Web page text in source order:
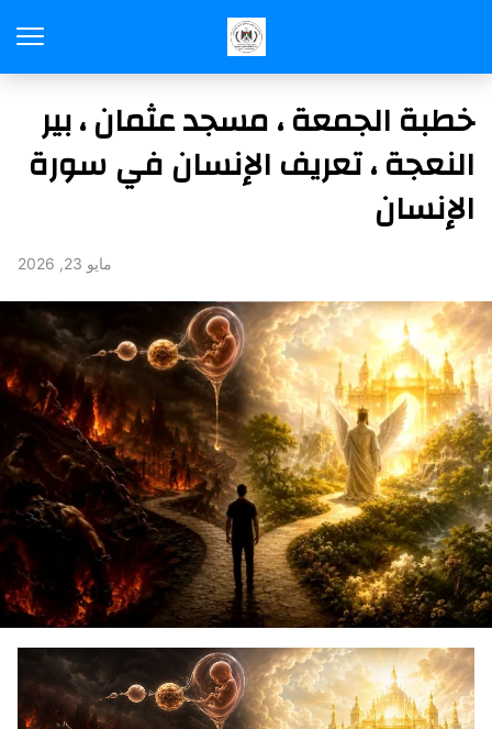
خطبة الجمعة ، مسجد عثمان ، بير
النعجة ، تعريف الإنسان في سورة
الإنسان
مايو 23, 2026